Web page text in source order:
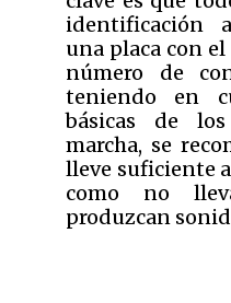
identificación
una placa con
número de
teniendo en
básicas de
marcha, se
lleve suficiente
como no
produzcan